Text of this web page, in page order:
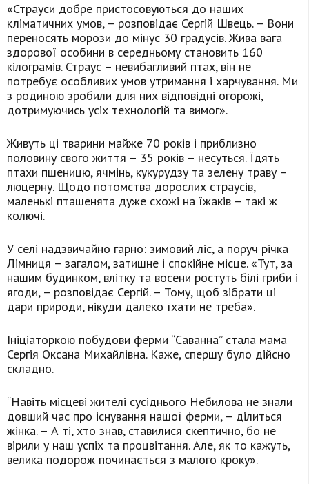
«Страуси добре пристосовуються до наших
кліматичних умов, – розповідає Сергій Швець. – Вони
переносять морози до мінус 30 градусів. Жива вага
здорової особини в середньому становить 160
кілограмів. Страус – невибагливий птах, він не
потребує особливих умов утримання і харчування. Ми
з родиною зробили для них відповідні огорожі,
дотримуючись усіх технологій та вимог».
Живуть ці тварини майже 70 років і приблизно
половину свого життя – 35 років – несуться. Їдять
птахи пшеницю, ячмінь, кукурудзу та зелену траву –
люцерну. Щодо потомства дорослих страусів,
маленькі пташенята дуже схожі на їжаків – такі ж
колючі.
У селі надзвичайно гарно: зимовий ліс, а поруч річка
Лімниця – загалом, затишне і спокійне місце. «Тут, за
нашим будинком, влітку та восени ростуть білі гриби і
ягоди, – розповідає Сергій. – Тому, щоб зібрати ці
дари природи, нікуди далеко їхати не треба».
Ініціаторкою побудови ферми “Саванна” стала мама
Сергія Оксана Михайлівна. Каже, спершу було дійсно
складно.
“Навіть місцеві жителі сусіднього Небилова не знали
довший час про існування нашої ферми, – ділиться
жінка. – А ті, хто знав, ставилися скептично, бо не
вірили у наш успіх та процвітання. Але, як то кажуть,
велика подорож починається з малого кроку».